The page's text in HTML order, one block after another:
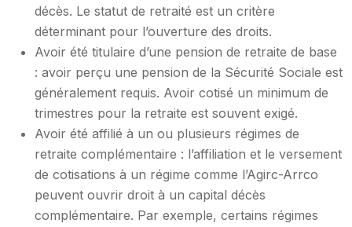
décès. Le statut de retraité est un critère
déterminant pour l’ouverture des droits.
Avoir été titulaire d’une pension de retraite de base
: avoir perçu une pension de la Sécurité Sociale est
généralement requis. Avoir cotisé un minimum de
trimestres pour la retraite est souvent exigé.
Avoir été affilié à un ou plusieurs régimes de
retraite complémentaire : l’affiliation et le versement
de cotisations à un régime comme l’Agirc-Arrco
peuvent ouvrir droit à un capital décès
complémentaire. Par exemple, certains régimes